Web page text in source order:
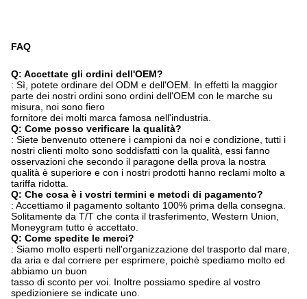
FAQ
Q: Accettate gli ordini dell'OEM?
: Sì, potete ordinare del ODM e dell'OEM. In effetti la maggior
parte dei nostri ordini sono ordini dell'OEM con le marche su
misura, noi sono fiero
fornitore dei molti marca famosa nell'industria.
Q: Come posso verificare la qualità?
: Siete benvenuto ottenere i campioni da noi e condizione, tutti i
nostri clienti molto sono soddisfatti con la qualità, essi fanno
osservazioni che secondo il paragone della prova la nostra
qualità è superiore e con i nostri prodotti hanno reclami molto a
tariffa ridotta.
Q: Che cosa è i vostri termini e metodi di pagamento?
: Accettiamo il pagamento soltanto 100% prima della consegna.
Solitamente da T/T che conta il trasferimento, Western Union,
Moneygram tutto è accettato.
Q: Come spedite le merci?
: Siamo molto esperti nell'organizzazione del trasporto dal mare,
da aria e dal corriere per esprimere, poichè spediamo molto ed
abbiamo un buon
tasso di sconto per voi. Inoltre possiamo spedire al vostro
spedizioniere se indicate uno.